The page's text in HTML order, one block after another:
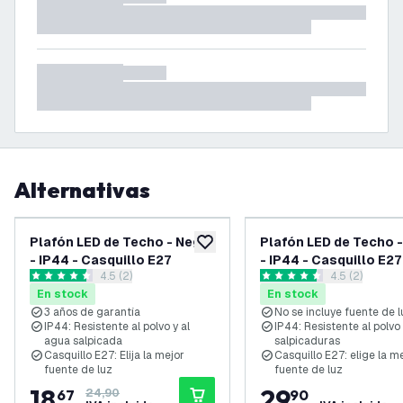
Alternativas
añadir a lista de deseos
Plafón LED de Techo - Negro
- IP44 - Casquillo E27
abrir el panel de reseñas
4.5 estrellas de puntuación
4.5 (2)
En stock
3 años de garantía
IP44: Resistente al polvo y al
agua salpicada
Casquillo E27: Elija la mejor
fuente de luz
67
24,90
Plafón LED de Techo
- IP44 - Casquillo E27
abrir el panel
4.5 estrellas de puntuación
4.5 (2)
En stock
No se incluye fuente de
IP44: Resistente al polvo
salpicaduras
Casquillo E27: elige la
fuente de luz
90